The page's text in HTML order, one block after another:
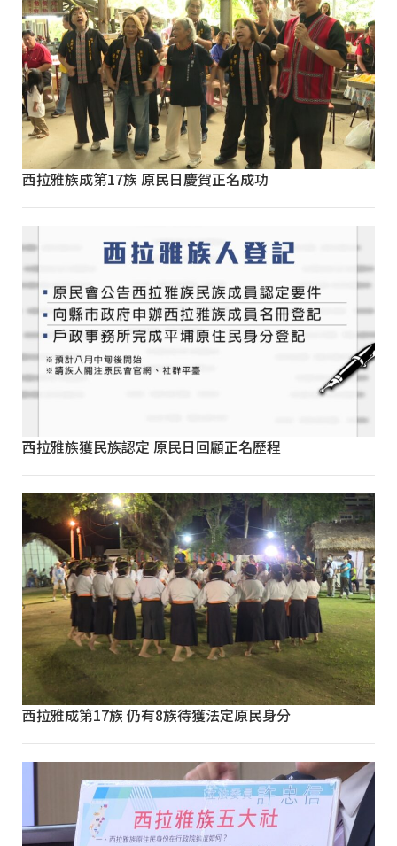
西拉雅族成第17族 原民日慶賀正名成功
西拉雅族獲民族認定 原民日回顧正名歷程
西拉雅成第17族 仍有8族待獲法定原民身分